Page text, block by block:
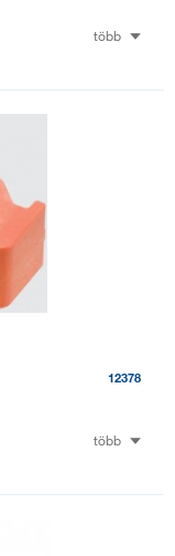
több
12378
több